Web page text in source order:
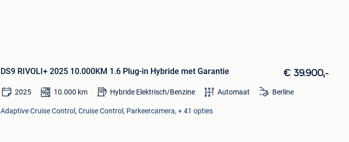
DS9 RIVOLI+ 2025 10.000KM 1.6 Plug-in Hybride met Garantie € 39.900,-
2025 10.000 km Hybride Elektrisch/Benzine Automaat Berline
Adaptive Cruise Control, Cruise Control, Parkeercamera, + 41 opties